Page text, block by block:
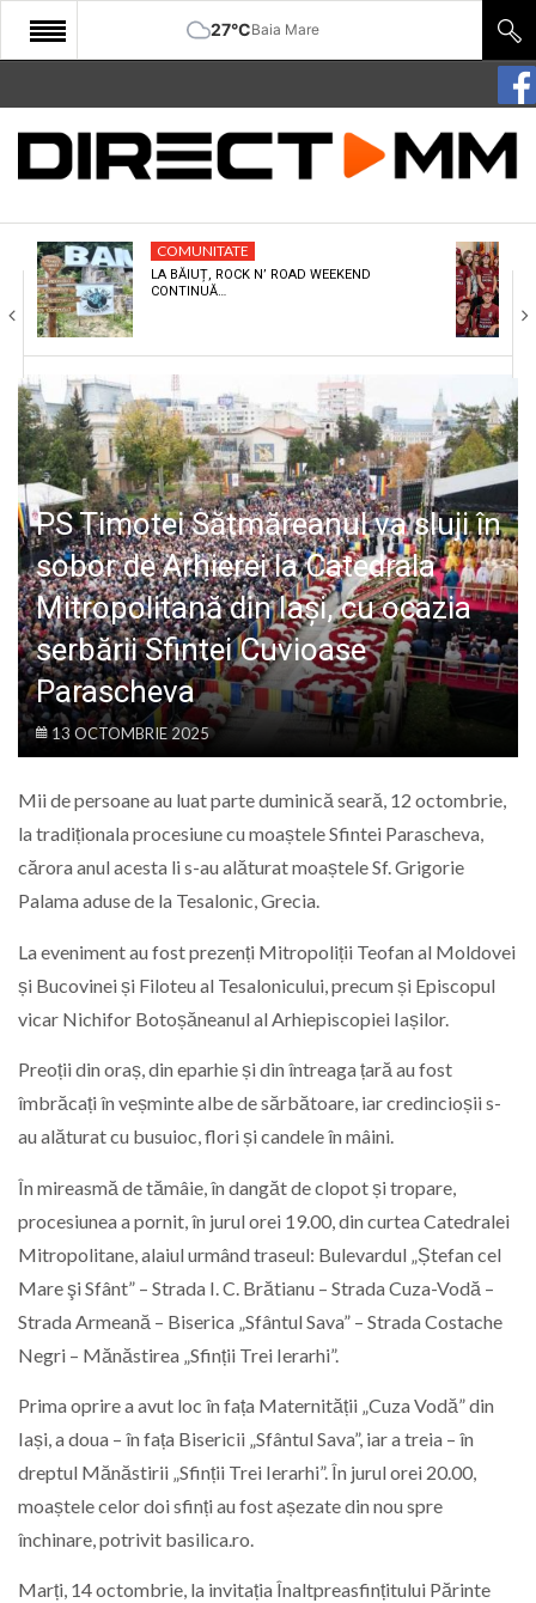
27°CBaia Mare
START
COMUNITATE
CULTURA
ECONOMIE
SANATATE
SPORT
SPECIAL
POLITIC
LIFE
COMUNITATE
LA BĂIUȚ, ROCK N’ ROAD WEEKEND
CONTINUĂ…
PS Timotei Sătmăreanul va sluji în
sobor de Arhierei la Catedrala
Mitropolitană din Iași, cu ocazia
serbării Sfintei Cuvioase
Parascheva
13 OCTOMBRIE 2025
Mii de persoane au luat parte duminică seară, 12 octombrie,
la tradiționala procesiune cu moaștele Sfintei Parascheva,
cărora anul acesta li s-au alăturat moaștele Sf. Grigorie
Palama aduse de la Tesalonic, Grecia.
La eveniment au fost prezenți Mitropoliții Teofan al Moldovei
și Bucovinei și Filoteu al Tesalonicului, precum și Episcopul
vicar Nichifor Botoșăneanul al Arhiepiscopiei Iașilor.
Preoții din oraș, din eparhie și din întreaga țară au fost
îmbrăcați în veșminte albe de sărbătoare, iar credincioșii s-
au alăturat cu busuioc, flori și candele în mâini.
În mireasmă de tămâie, în dangăt de clopot și tropare,
procesiunea a pornit, în jurul orei 19.00, din curtea Catedralei
Mitropolitane, alaiul urmând traseul: Bulevardul „Ștefan cel
Mare şi Sfânt” – Strada I. C. Brătianu – Strada Cuza-Vodă –
Strada Armeană – Biserica „Sfântul Sava” – Strada Costache
Negri – Mănăstirea „Sfinții Trei Ierarhi”.
Prima oprire a avut loc în fața Maternității „Cuza Vodă” din
Iași, a doua – în fața Bisericii „Sfântul Sava”, iar a treia – în
dreptul Mănăstirii „Sfinții Trei Ierarhi”. În jurul orei 20.00,
moaștele celor doi sfinți au fost așezate din nou spre
închinare, potrivit basilica.ro.
Marți, 14 octombrie, la invitația Înaltpreasfințitului Părinte